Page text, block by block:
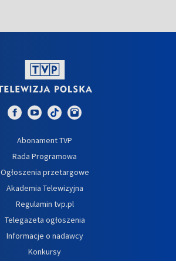
Abonament TVP
Rada Programowa
Ogłoszenia przetargowe
Akademia Telewizyjna
Regulamin tvp.pl
Telegazeta ogłoszenia
Informacje o nadawcy
Konkursy